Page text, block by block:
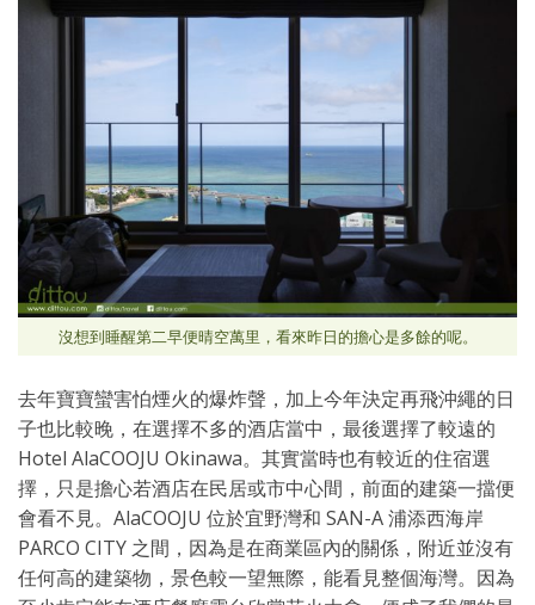
沒想到睡醒第二早便晴空萬里，看來昨日的擔心是多餘的呢。
去年寶寶蠻害怕煙火的爆炸聲，加上今年決定再飛沖繩的日
子也比較晚，在選擇不多的酒店當中，最後選擇了較遠的
Hotel AlaCOOJU Okinawa。其實當時也有較近的住宿選
擇，只是擔心若酒店在民居或市中心間，前面的建築一擋便
會看不見。AlaCOOJU 位於宜野灣和 SAN-A 浦添西海岸
PARCO CITY 之間，因為是在商業區內的關係，附近並沒有
任何高的建築物，景色較一望無際，能看見整個海灣。因為